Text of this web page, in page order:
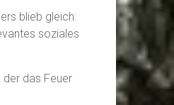
blieb gleich:
soziales
der das Feuer